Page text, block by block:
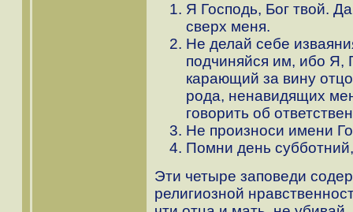
Я Господь, Бог твой.
сверх меня.
Не делай себе
подчиняйся им, ибо Я,
карающий за вину
рода, ненавидящих
говорить об
Не произноси имени
Помни день
Эти четыре заповеди
религиозной